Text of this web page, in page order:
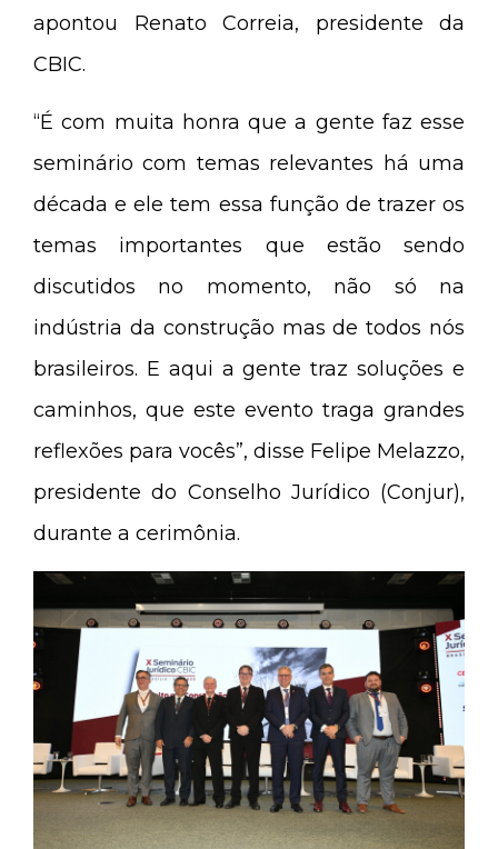
apontou Renato Correia, presidente da
CBIC.
“É com muita honra que a gente faz esse
seminário com temas relevantes há uma
década e ele tem essa função de trazer os
temas importantes que estão sendo
discutidos no momento, não só na
indústria da construção mas de todos nós
brasileiros. E aqui a gente traz soluções e
caminhos, que este evento traga grandes
reflexões para vocês”, disse Felipe Melazzo,
presidente do Conselho Jurídico (Conjur),
durante a cerimônia.